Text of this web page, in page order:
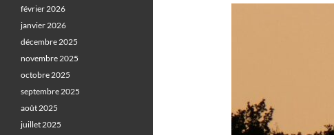
février 2026
janvier 2026
décembre 2025
novembre 2025
octobre 2025
septembre 2025
août 2025
juillet 2025